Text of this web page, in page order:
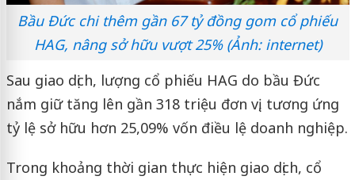
Bầu Đức chi thêm gần 67 tỷ đồng gom cổ phiếu
HAG, nâng sở hữu vượt 25% (Ảnh: internet)
Sau giao dịch, lượng cổ phiếu HAG do bầu Đức
nắm giữ tăng lên gần 318 triệu đơn vị, tương ứng
tỷ lệ sở hữu hơn 25,09% vốn điều lệ doanh nghiệp.
Trong khoảng thời gian thực hiện giao dịch, cổ